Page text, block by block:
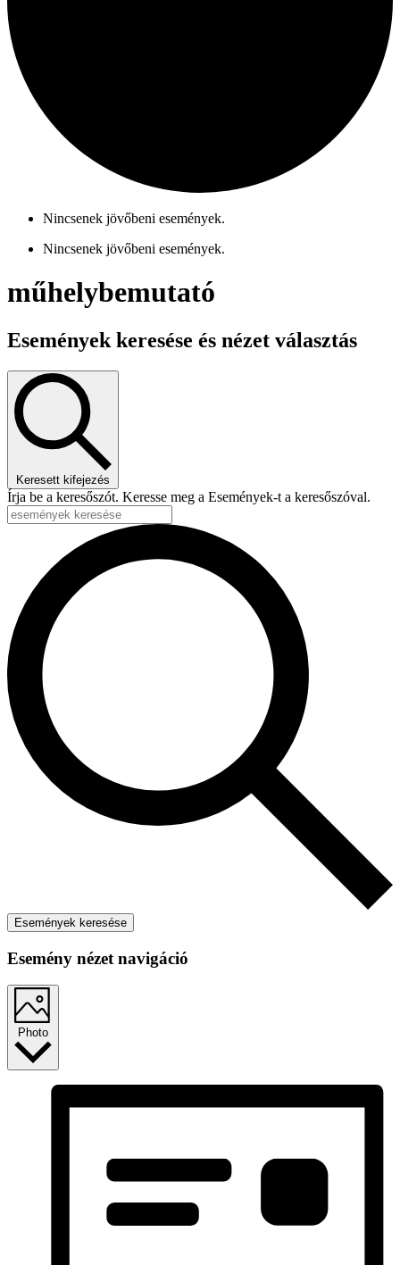
Nincsenek jövőbeni események.
Nincsenek jövőbeni események.
műhelybemutató
Események keresése és nézet választás
Keresett kifejezés
Írja be a keresőszót. Keresse meg a Események-t a keresőszóval.
Események keresése
Esemény nézet navigáció
Photo